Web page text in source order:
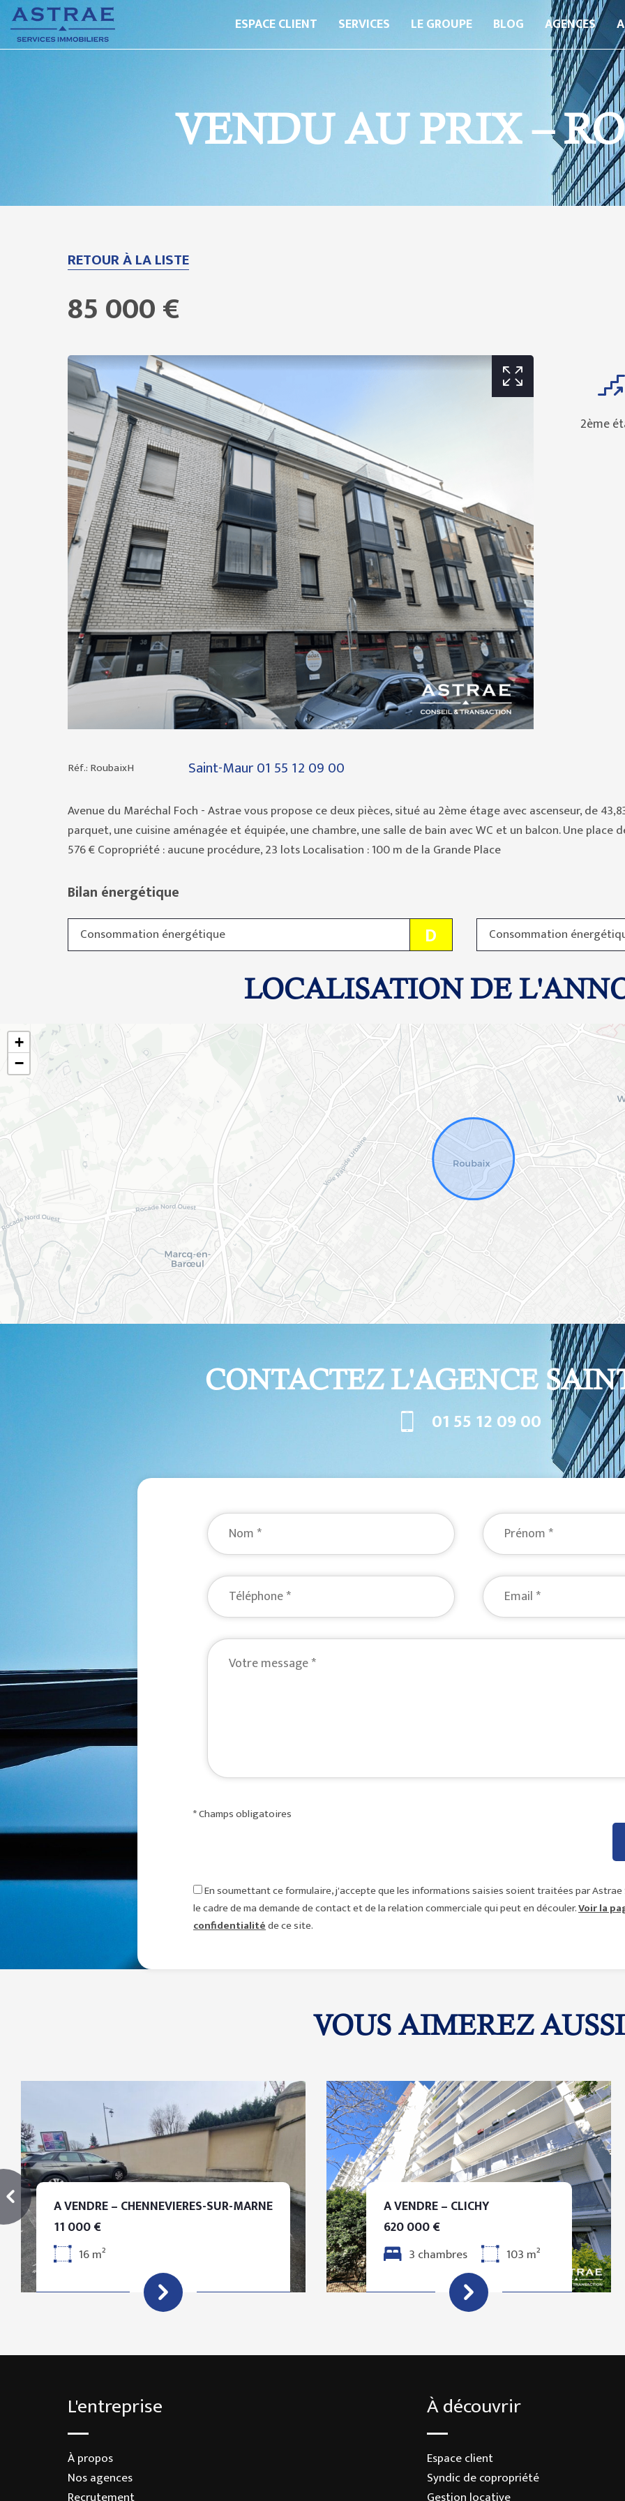
ESPACE CLIENT SERVICES LE GROUPE BLOG AGENCES
VENDU AU PRIX –
RETOUR À LA LISTE
85 000 €
2ème
Réf.: RoubaixH Saint-Maur01 55 12 09 00
Avenue du Maréchal Foch - Astrae vous propose ce deux pièces, situé au 2ème étage avec ascenseur, de
parquet, une cuisine aménagée et équipée, une chambre, une salle de bain avec WC et un balcon. Une place
576 € Copropriété : aucune procédure, 23 lots Localisation : 100 m de la Grande Place
Bilan énergétique
Consommation énergétique D Consommation
LOCALISATION DE
+
−
CONTACTEZ L'AGENCE
01 55 12 09 00
* Champs obligatoires
En soumettant ce formulaire, j'accepte que les informations saisies soient traitées par Astrae
le cadre de ma demande de contact et de la relation commerciale qui peut en découler.Voir la
confidentialitéde ce site.
VOUS AIMEREZ AUSSI
A VENDRE – CHENNEVIERES-SUR-MARNE
11 000 €
16 m²
A VENDRE – CLICHY
620 000 €
3 chambres 103 m²
L'entreprise
À propos
Nos agences
À découvrir
Espace client
Syndic de copropriété